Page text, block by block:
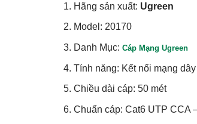
Hãng sản xuất: Ugreen
Model: 20170
Danh Mục: Cáp Mạng Ugreen
Tính năng: Kết nối mạng
Chiều dài cáp: 50 mét
Chuẩn cáp: Cat6 UTP CCA